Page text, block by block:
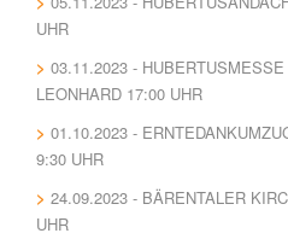
UHR
03.11.2023 -
LEONHARD 17:00 UHR
01.10.2023 -
9:30 UHR
24.09.2023 - BÄRENTALER
UHR